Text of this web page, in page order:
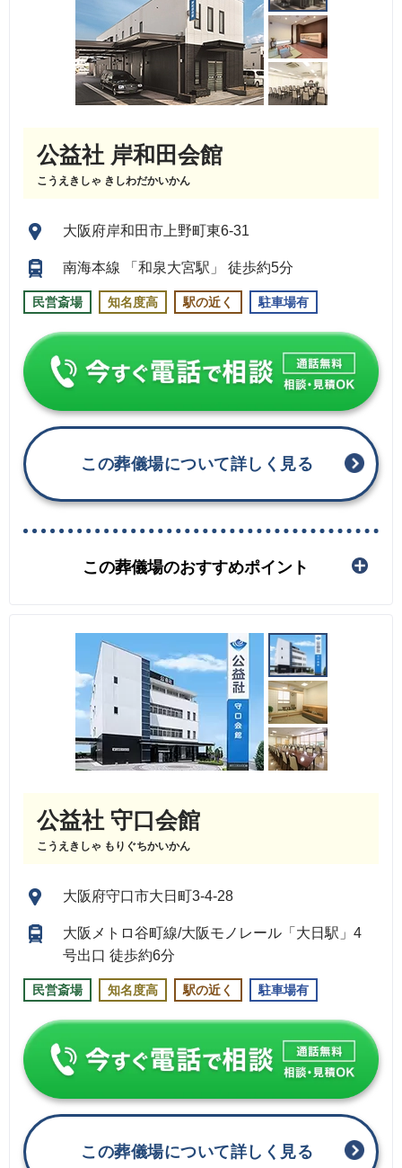
公益社 岸和田会館
こうえきしゃ きしわだかいかん
大阪府岸和田市上野町東6-31
南海本線 「和泉大宮駅」 徒歩約5分
民営斎場 知名度高 駅の近く 駐車場有
この葬儀場について詳しく見る
この葬儀場のおすすめポイント
公益社 守口会館
こうえきしゃ もりぐちかいかん
大阪府守口市大日町3-4-28
大阪メトロ谷町線/大阪モノレール「大日駅」4
号出口 徒歩約6分
民営斎場 知名度高 駅の近く 駐車場有
この葬儀場について詳しく見る